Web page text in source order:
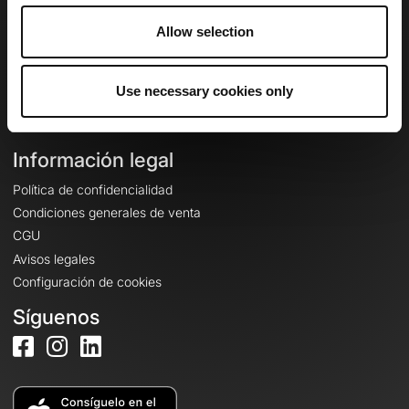
Allow selection
Use necessary cookies only
🇪🇸 Español
Inicio de sesión
Información legal
Política de confidencialidad
Condiciones generales de venta
CGU
Avisos legales
Configuración de cookies
Síguenos